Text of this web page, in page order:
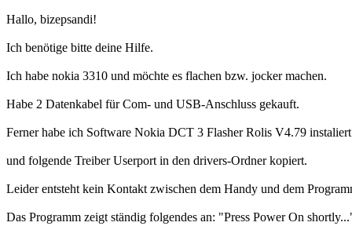
Hallo, bizepsandi!
Ich benötige bitte deine Hilfe.
Ich habe nokia 3310 und möchte es flachen bzw. jocker machen.
Habe 2 Datenkabel für Com- und USB-Anschluss gekauft.
Ferner habe ich Software Nokia DCT 3 Flasher Rolis V4.79 instaliert
und folgende Treiber Userport in den drivers-Ordner kopiert.
Leider entsteht kein Kontakt zwischen dem Handy und dem
Das Programm zeigt ständig folgendes an: "Press Power On